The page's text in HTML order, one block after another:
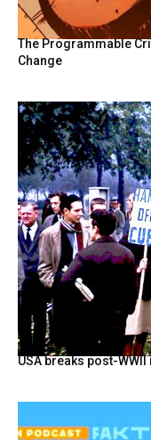
The Programmable
Change
USA breaks post-